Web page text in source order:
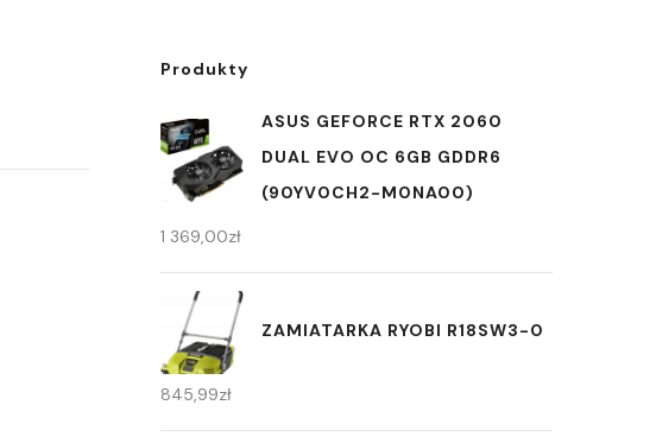
Produkty
ASUS GEFORCE RTX 2060
DUAL EVO OC 6GB GDDR6
(90YV0CH2-M0NA00)
1 369,00zł
ZAMIATARKA RYOBI R18SW3-0
845,99zł